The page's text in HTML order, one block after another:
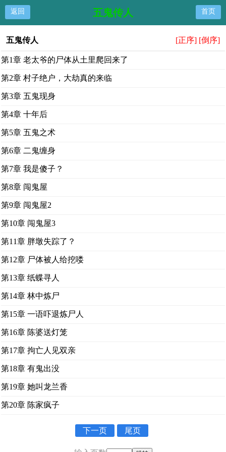
返回 五鬼传人 首页
五鬼传人 [正序] [倒序]
第1章 老太爷的尸体从土里爬回来了
第2章 村子绝户，大劫真的来临
第3章 五鬼现身
第4章 十年后
第5章 五鬼之术
第6章 二鬼缠身
第7章 我是傻子？
第8章 闯鬼屋
第9章 闯鬼屋2
第10章 闯鬼屋3
第11章 胖墩失踪了？
第12章 尸体被人给挖喽
第13章 纸蝶寻人
第14章 林中炼尸
第15章 一语吓退炼尸人
第16章 陈婆送灯笼
第17章 拘亡人见双亲
第18章 有鬼出没
第19章 她叫龙兰香
第20章 陈家疯子
下一页 尾页